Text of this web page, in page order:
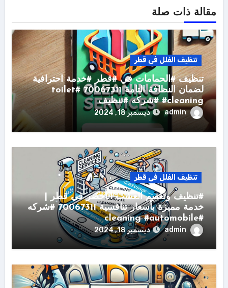
مقالة ذات صلة
تنظيف الفلل فى قطر
تنظيف #الحمامات في #قطر #خدمة احترافية
لضمان النظافة التامة 70067311 #toilet
#cleaning #شركه #تنظيف
admin ديسمبر 18, 2024
تنظيف الفلل فى قطر
#تنظيف وتعقيم العشب الأخضر في قطر |
خدمة مميزة بأسعار تنافسية 70067311 #شركه
#cleaning #automobile
admin ديسمبر 18, 2024